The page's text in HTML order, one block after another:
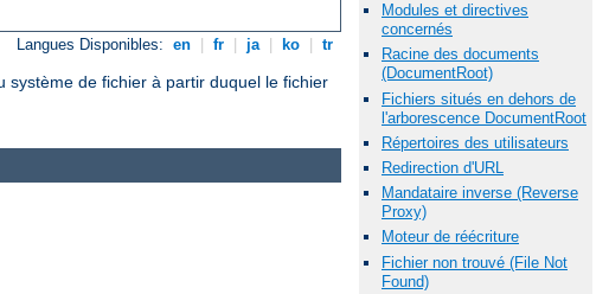
Langues Disponibles: en fr ja ko tr
système de fichier à partir duquel le fichier
Modules et directives
concernés
Racine des documents
(DocumentRoot)
Fichiers situés en dehors de
l'arborescence DocumentRoot
Répertoires des utilisateurs
Redirection d'URL
Mandataire inverse (Reverse
Proxy)
Moteur de réécriture
Fichier non trouvé (File Not
Found)